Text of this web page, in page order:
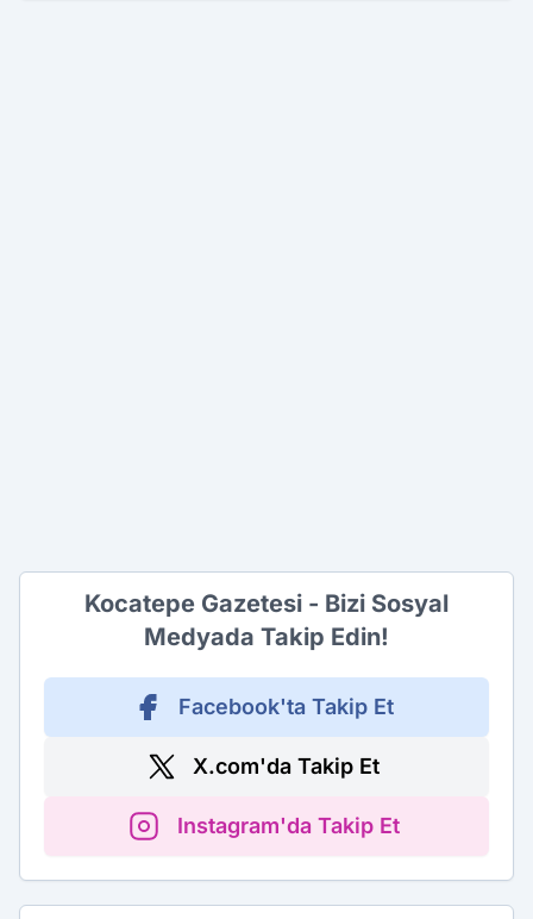
Kocatepe Gazetesi - Bizi Sosyal
Medyada Takip Edin!
Facebook'ta Takip Et
X.com'da Takip Et
Instagram'da Takip Et